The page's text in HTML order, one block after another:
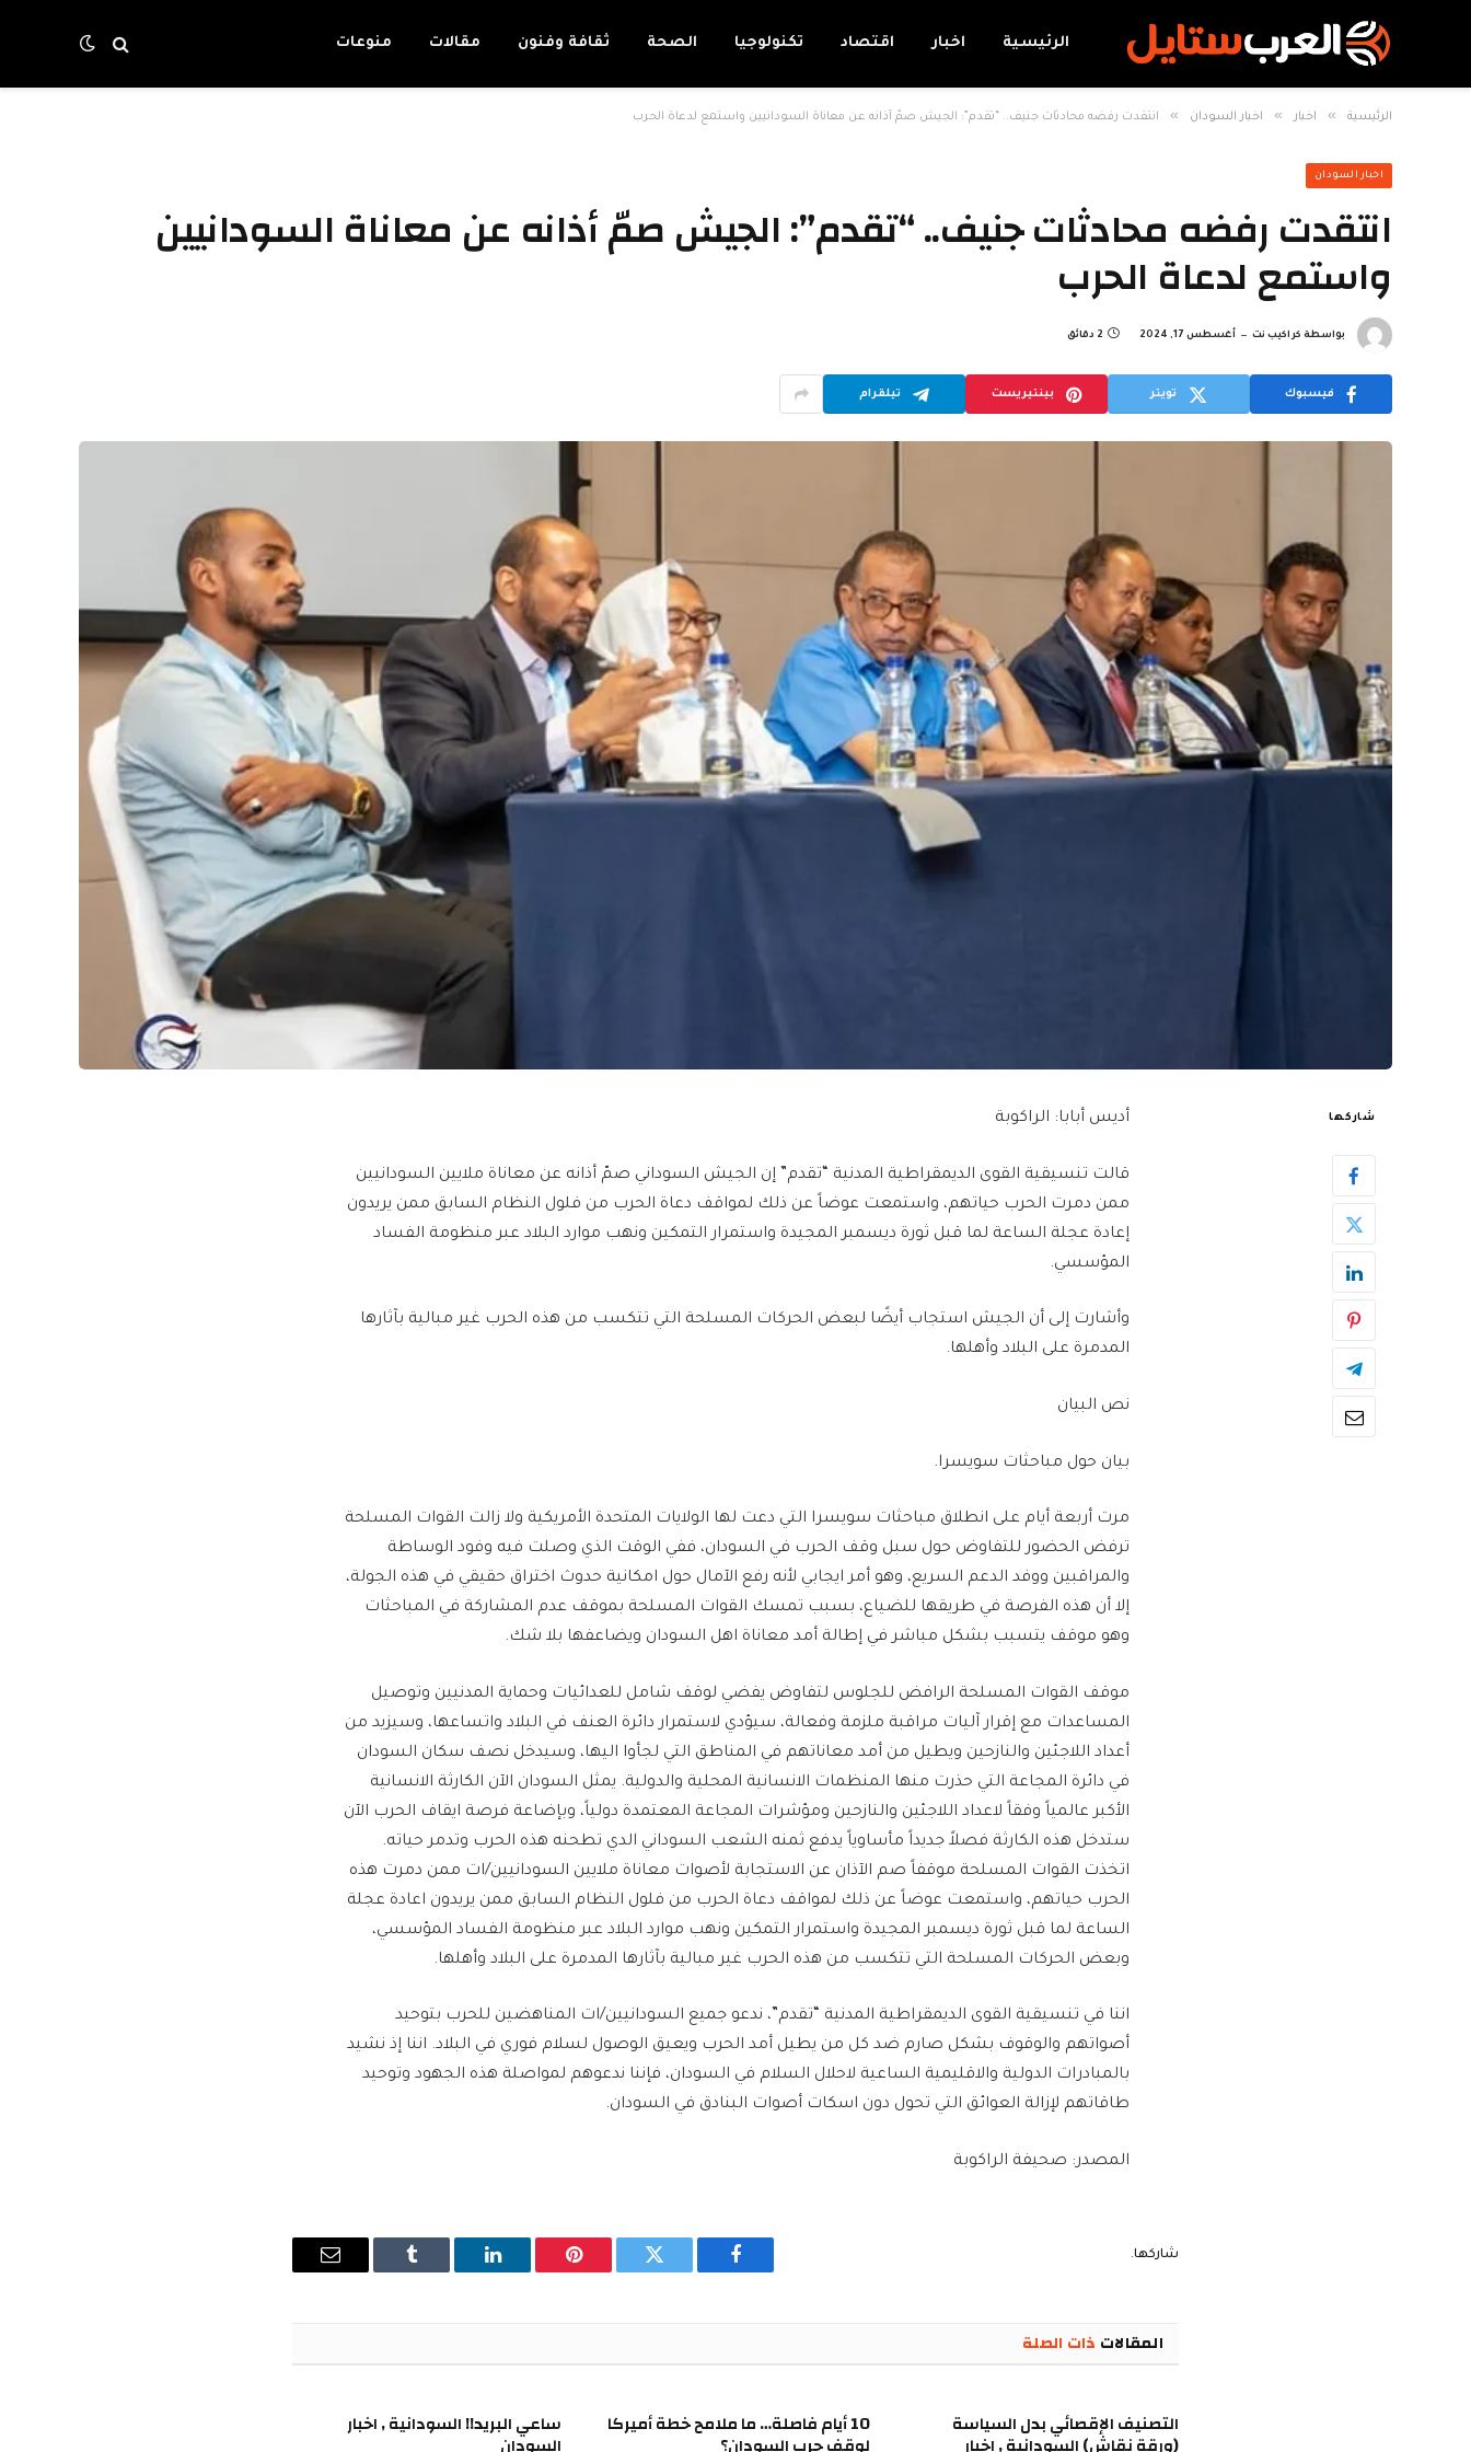
الرئيسية اخبار اقتصاد تكنولوجيا الصحة ثقافة وفنون مقالات منوعات
الرئيسية » اخبار » اخبار السودان » انتقدت رفضه محادثات جنيف.. “تقدم”: الجيش صمّ أذانه عن معاناة السودانيين واستمع لدعاة الحرب
اخبار السودان
انتقدت رفضه محادثات جنيف.. “تقدم”: الجيش صمّ أذانه عن معاناة السودانيين
واستمع لدعاة الحرب
بواسطة كراكيب نت أغسطس 17, 2024 2 دقائق
فيسبوك تويتر بينتيريست تيلقرام
شاركها أديس أبابا: الراكوبة
قالت تنسيقية القوى الديمقراطية المدنية “تقدم” إن الجيش السوداني صمّ أذانه عن معاناة ملايين السودانيين
ممن دمرت الحرب حياتهم، واستمعت عوضاً عن ذلك لمواقف دعاة الحرب من فلول النظام السابق ممن يريدون
إعادة عجلة الساعة لما قبل ثورة ديسمبر المجيدة واستمرار التمكين ونهب موارد البلاد عبر منظومة الفساد
المؤسسي.
وأشارت إلى أن الجيش استجاب أيضًا لبعض الحركات المسلحة التي تتكسب من هذه الحرب غير مبالية بآثارها
المدمرة على البلاد وأهلها.
نص البيان
بيان حول مباحثات سويسرا.
مرت أربعة أيام على انطلاق مباحثات سويسرا التي دعت لها الولايات المتحدة الأمريكية ولا زالت القوات المسلحة
ترفض الحضور للتفاوض حول سبل وقف الحرب في السودان، ففي الوقت الذي وصلت فيه وفود الوساطة
والمراقبين ووفد الدعم السريع، وهو أمر ايجابي لأنه رفع الآمال حول امكانية حدوث اختراق حقيقي في هذه الجولة،
إلا أن هذه الفرصة في طريقها للضياع، بسبب تمسك القوات المسلحة بموقف عدم المشاركة في المباحثات
وهو موقف يتسبب بشكل مباشر في إطالة أمد معاناة اهل السودان ويضاعفها بلا شك.
موقف القوات المسلحة الرافض للجلوس لتفاوض يفضي لوقف شامل للعدائيات وحماية المدنيين وتوصيل
المساعدات مع إقرار آليات مراقبة ملزمة وفعالة، سيؤدي لاستمرار دائرة العنف في البلاد واتساعها، وسيزيد من
أعداد اللاجئين والنازحين ويطيل من أمد معاناتهم في المناطق التي لجأوا اليها، وسيدخل نصف سكان السودان
في دائرة المجاعة التي حذرت منها المنظمات الانسانية المحلية والدولية. يمثل السودان الآن الكارثة الانسانية
الأكبر عالمياً وفقاً لاعداد اللاجئين والنازحين ومؤشرات المجاعة المعتمدة دولياً، وبإضاعة فرصة ايقاف الحرب الآن
ستدخل هذه الكارثة فصلاً جديداً مأساوياً يدفع ثمنه الشعب السوداني الدي تطحنه هذه الحرب وتدمر حياته.
اتخذت القوات المسلحة موقفاً صم الآذان عن الاستجابة لأصوات معاناة ملايين السودانيين/ات ممن دمرت هذه
الحرب حياتهم، واستمعت عوضاً عن ذلك لمواقف دعاة الحرب من فلول النظام السابق ممن يريدون اعادة عجلة
الساعة لما قبل ثورة ديسمبر المجيدة واستمرار التمكين ونهب موارد البلاد عبر منظومة الفساد المؤسسي،
وبعض الحركات المسلحة التي تتكسب من هذه الحرب غير مبالية بآثارها المدمرة على البلاد وأهلها.
اننا في تنسيقية القوى الديمقراطية المدنية “تقدم”، ندعو جميع السودانيين/ات المناهضين للحرب بتوحيد
أصواتهم والوقوف بشكل صارم ضد كل من يطيل أمد الحرب ويعيق الوصول لسلام فوري في البلاد. اننا إذ نشيد
بالمبادرات الدولية والاقليمية الساعية لاحلال السلام في السودان، فإننا ندعوهم لمواصلة هذه الجهود وتوحيد
طاقاتهم لإزالة العوائق التي تحول دون اسكات أصوات البنادق في السودان.
المصدر: صحيفة الراكوبة
شاركها.
فيسبوك تويتر بينتيريستلينكدإن Tumblr
البريد
المقالات ذات الصلة
التصنيف الإقصائي بدل السياسة
(ورقة نقاش) السودانية , اخبار
10 أيام فاصلة… ما ملامح خطة أميركا
لوقف حرب السودان؟
ساعي البريد!! السودانية , اخبار
السودان